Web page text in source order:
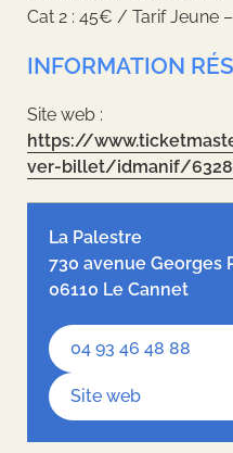
Cat 2 : 45€ / Tarif Jeune
INFORMATION
Site web :
https://
ver-billet/idmanif/
Leaflet| ©OpenStreetMap
La Palestre
730 avenue Georges
06110 Le Cannet
04 93 46 48 88
Site web